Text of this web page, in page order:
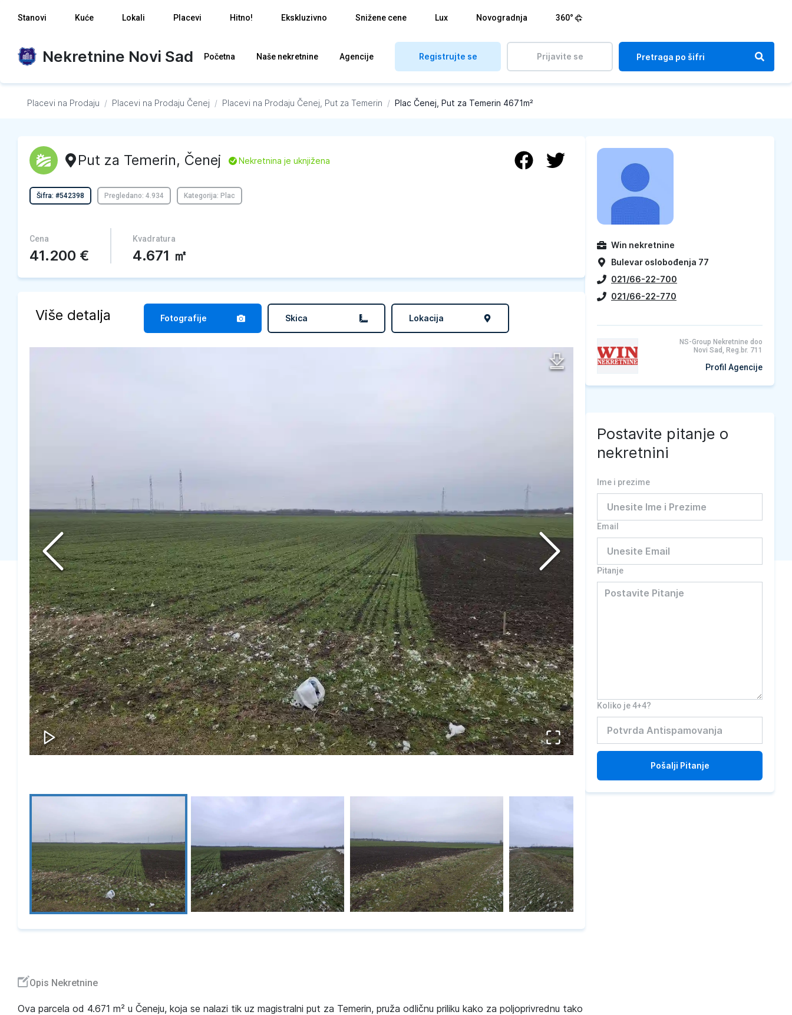
Stanovi Kuće Lokali Placevi Hitno! Ekskluzivno Snižene cene Lux Novogradnja 360°
Nekretnine Novi Sad Početna Naše nekretnine Agencije Registrujte se Prijavite se
Placevi na Prodaju / Placevi na Prodaju Čenej / Placevi na Prodaju Čenej, Put za Temerin / Plac Čenej, Put za Temerin 4671m²
Put za Temerin, Čenej L Nekretnina je uknjižena
Šifra: #542398 Pregledano: 4.934 Kategorija: Plac
Cena
41.200 €
Kvadratura
4.671 ㎡
Više detalja Fotografije Skica Lokacija
Opis Nekretnine
Ova parcela od 4.671 m² u Čeneju, koja se nalazi tik uz magistralni put za Temerin, pruža odličnu priliku kako za poljoprivrednu tako
Win nekretnine
Bulevar oslobođenja 77
021/66-22-700
021/66-22-770
NS-Group Nekretnine doo
Novi Sad, Reg.br. 711
Profil Agencije
Postavite pitanje o
nekretnini
Ime i prezime
Email
Pitanje
Koliko je 4+4?
Pošalji Pitanje